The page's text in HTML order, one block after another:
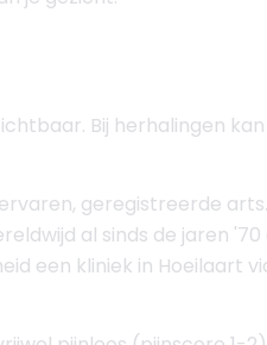
Bij herhalingen
geregistreerde
al sinds de jaren
een kliniek in Hoeilaart